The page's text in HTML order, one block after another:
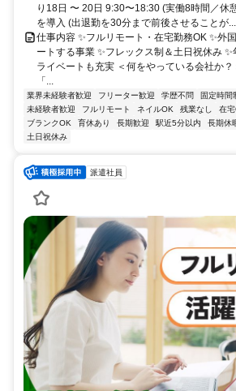
り18日 〜 20日 9:30〜18:30 (実働8時間／休
を導入 (出退勤を30分まで前後させることが...
仕事内容 ✨フルリモート・在宅勤務OK ✨外
ートする事業 ✨フレックス制＆土日祝休み
ライベートも充実 ＜何をやっている会社か？
「...
業界未経験者歓迎 フリーター歓迎 学歴不問 固定時間
未経験者歓迎
フルリモート ネイルOK 残業なし 在
ブランクOK
育休あり 長期歓迎 駅近5分以内 長期休
土日祝休み
派遣社員